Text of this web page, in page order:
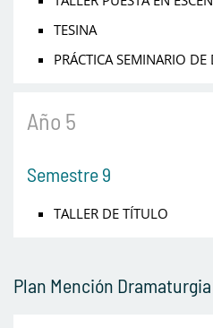
TESINA
PRÁCTICA SEMINARIO DE
Año 5
Semestre 9
TALLER DE TÍTULO
Plan Mención Dramaturgia